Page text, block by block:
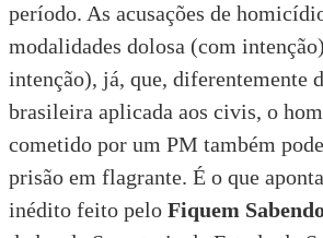
período. As acusações de
modalidades dolosa (com
intenção), já, que, diferentemente
brasileira aplicada aos civis, o
cometido por um PM também
prisão em flagrante. É o que
inédito feito pelo Fiquem